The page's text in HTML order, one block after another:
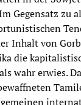
Gegensatz zu
Inhalt von
die
wahr erwies.